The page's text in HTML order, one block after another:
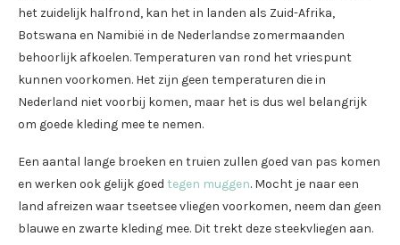
het zuidelijk halfrond, kan het in landen als Zuid-Afrika,
Botswana en Namibië in de Nederlandse zomermaanden
behoorlijk afkoelen. Temperaturen van rond het vriespunt
kunnen voorkomen. Het zijn geen temperaturen die in
Nederland niet voorbij komen, maar het is dus wel belangrijk
om goede kleding mee te nemen.
Een aantal lange broeken en truien zullen goed van pas komen
en werken ook gelijk goed tegen muggen. Mocht je naar een
land afreizen waar tseetsee vliegen voorkomen, neem dan geen
blauwe en zwarte kleding mee. Dit trekt deze steekvliegen aan.